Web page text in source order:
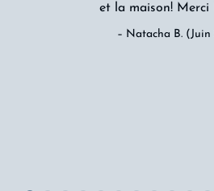
et la maison! Merci
– Natacha B.